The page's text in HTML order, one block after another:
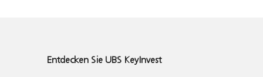
Entdecken Sie UBS KeyInvest